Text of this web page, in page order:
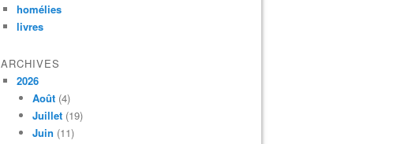
homélies
livres
ARCHIVES
2026
Août (4)
Juillet (19)
Juin (11)